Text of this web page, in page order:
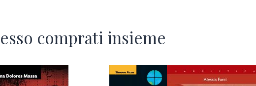
comprati insieme